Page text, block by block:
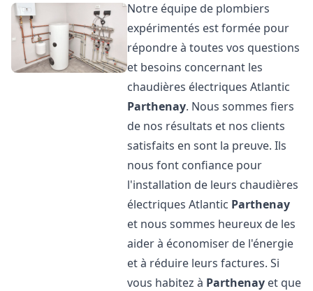
Notre équipe de plombiers
expérimentés est formée pour
répondre à toutes vos questions
et besoins concernant les
chaudières électriques Atlantic
Parthenay. Nous sommes fiers
de nos résultats et nos clients
satisfaits en sont la preuve. Ils
nous font confiance pour
l'installation de leurs chaudières
électriques Atlantic Parthenay
et nous sommes heureux de les
aider à économiser de l'énergie
et à réduire leurs factures. Si
vous habitez à Parthenay et que